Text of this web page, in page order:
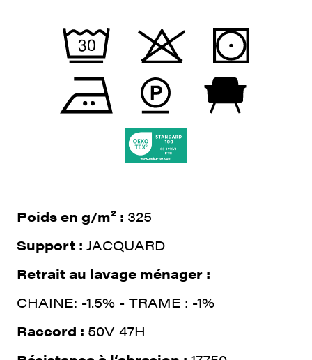
Poids en g/m² : 325
Support : JACQUARD
Retrait au lavage ménager :
CHAINE: -1.5% - TRAME : -1%
Raccord : 50V 47H